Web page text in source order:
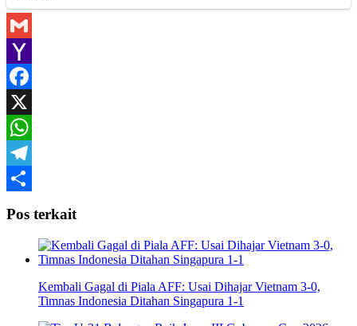
Gmail
Yahoo
Mail
Facebook
X
WhatsApp
Telegram
Pos terkait
Kembali Gagal di Piala AFF: Usai Dihajar Vietnam 3-0,
Timnas Indonesia Ditahan Singapura 1-1